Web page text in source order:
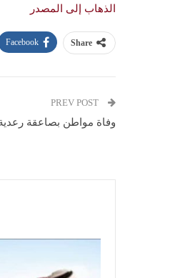
الذهاب إلى المصدر
Share
Facebook
وفاة مواطن بصاعقة